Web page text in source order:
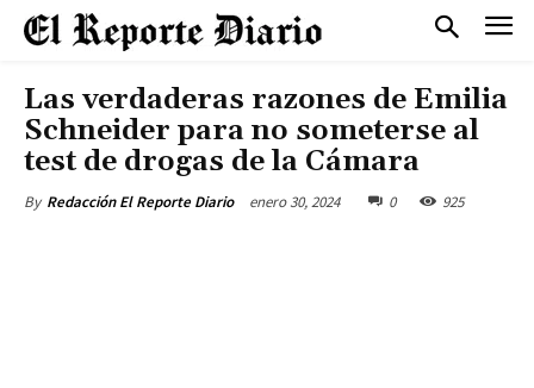
Las verdaderas razones de Emilia
Schneider para no someterse al
test de drogas de la Cámara
By Redacción El Reporte Diario enero 30, 2024 0 925